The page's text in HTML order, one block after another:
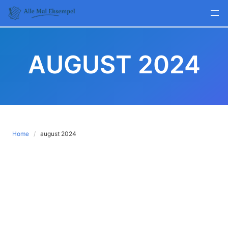
Skip
content
AUGUST 2024
Home august 2024